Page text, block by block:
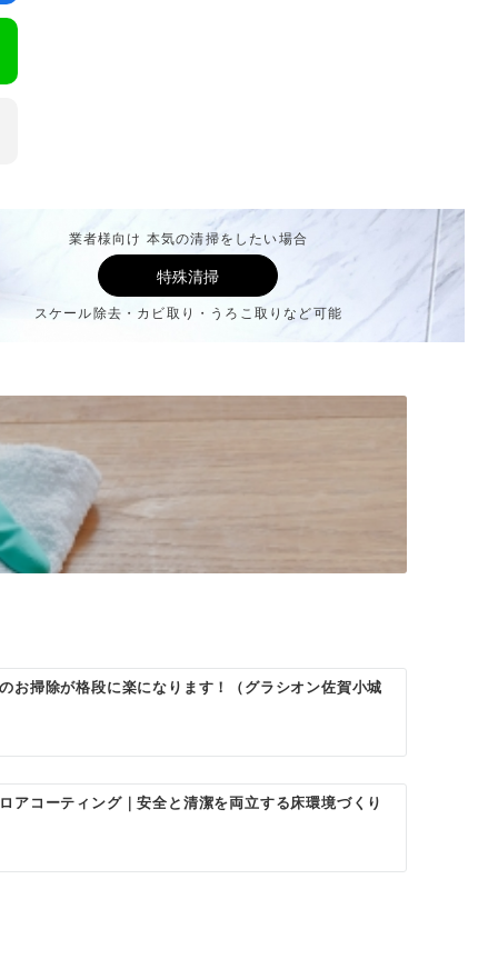
業者様向け 本気の清掃をしたい場合
特殊清掃
スケール除去・カビ取り・うろこ取りなど可能
お掃除が格段に楽になります！（グラシオン佐賀小城
アコーティング｜安全と清潔を両立する床環境づくり